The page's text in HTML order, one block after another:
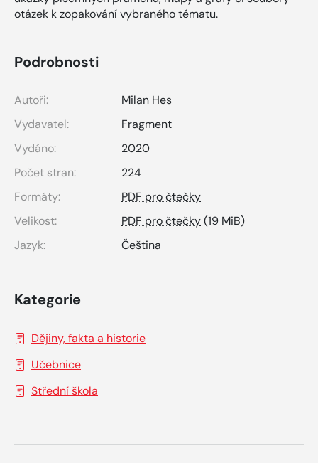
otázek k zopakování vybraného tématu.
Podrobnosti
Autoři:
Milan Hes
Vydavatel:
Fragment
Vydáno:
2020
Počet stran:
224
Formáty:
PDF pro čtečky
Velikost:
PDF pro čtečky(19 MiB)
Jazyk:
Čeština
Kategorie
Dějiny, fakta a historie
Učebnice
Střední škola